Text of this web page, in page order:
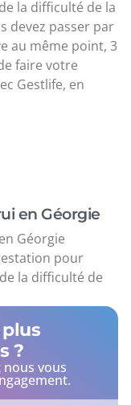
la difficulté de la
devez passer par
au même point, 3
faire votre
Gestlife, en
en Géorgie
Géorgie
pour
la difficulté de
?
vous